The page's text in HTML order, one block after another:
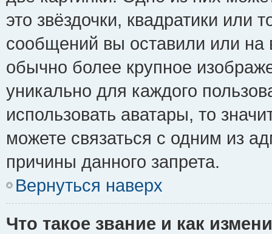
это звёздочки, квадратики или
сообщений вы оставили или
обычно более крупное
уникально для каждого
использовать аватары, то
можете связаться с одним из
причины данного запрета.
Вернуться наверх
Что такое звание и как